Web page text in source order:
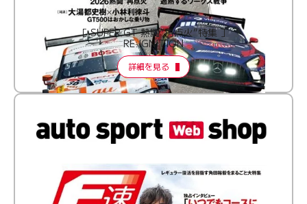
［ SUPER GT 熱闘“再点火”特集 ］
RE:IGNITION
詳細を見る